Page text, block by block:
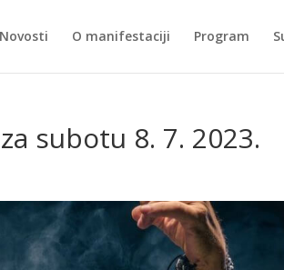
Novosti O manifestaciji Program
subotu 8. 7. 2023.